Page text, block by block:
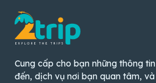
Cung cấp cho bạn những thông
đến, dịch vụ nơi bạn quan tâm,